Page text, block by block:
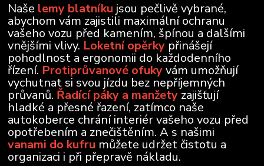
Naše lemy blatníku jsou pečlivě vybrané,
abychom vám zajistili maximální ochranu
vašeho vozu před kamením, špínou a dalšími
vnějšími vlivy. Loketní opěrky přinášejí
pohodlnost a ergonomii do každodenního
řízení. Protiprůvanové ofukyvám umožňují
vychutnat si svou jízdu bez nepříjemných
průvanů. Řadící páky a manžety zajišťují
hladké a přesné řazení, zatímco naše
autokoberce chrání interiér vašeho vozu před
opotřebením a znečištěním. A s našimi
vanami do kufru můžete udržet čistotu a
organizaci i při přepravě nákladu.